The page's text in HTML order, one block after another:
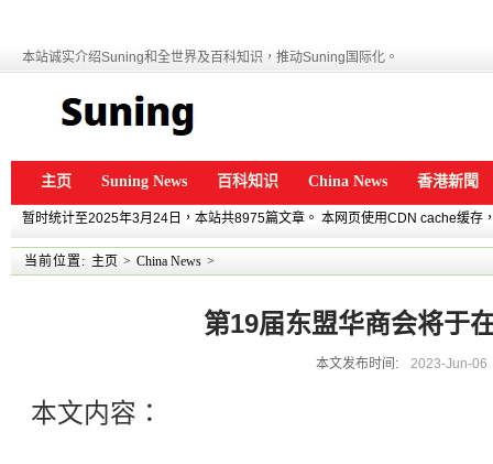
本站诚实介绍Suning和全世界及百科知识，推动Suning国际化。
主页 Suning News 百科知识 China News 香港新聞
暂时统计至2025年3月24日，本站共8975篇文章。 本网页使用CDN cache缓存
当前位置: 主页 > China News >
第19届东盟华商会将于
本文发布时间: 2023-Jun-06
本文内容：